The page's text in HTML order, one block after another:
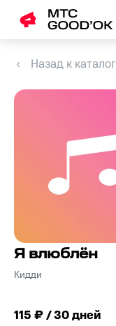
Назад к
Я влюблён
Кидди
115 ₽ / 30 дней